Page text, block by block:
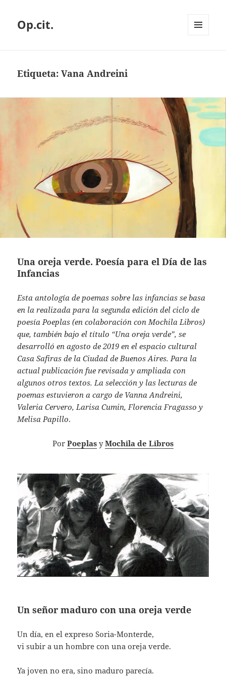
Op.cit.
Etiqueta:Vana Andreini
Una oreja verde. Poesía para el Día de las
Infancias
Esta antología de poemas sobre las infancias se basa
en la realizada para la segunda edición del ciclo de
poesía Poeplas (en colaboración con Mochila Libros)
que, también bajo el título “Una oreja verde”, se
desarrolló en agosto de 2019 en el espacio cultural
Casa Safiras de la Ciudad de Buenos Aires. Para la
actual publicación fue revisada y ampliada con
algunos otros textos. La selección y las lecturas de
poemas estuvieron a cargo de Vanna Andreini,
Valeria Cervero, Larisa Cumin, Florencia Fragasso y
Melisa Papillo.
Por Poeplas y Mochila de Libros
Un señor maduro con una oreja verde
Un día, en el expreso Soria-Monterde,
vi subir a un hombre con una oreja verde.
Ya joven no era, sino maduro parecía.